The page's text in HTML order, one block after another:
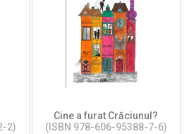
2)
Cine a furat Crăciunul?
(ISBN 978-606-95388-7-6)